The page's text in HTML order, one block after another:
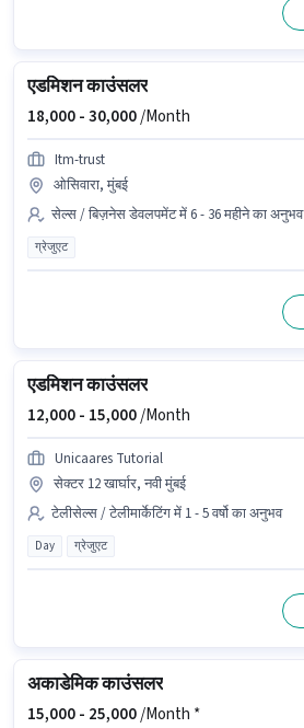
एडमिशन काउंसलर
18,000 -30,000/Month
Itm-trust
ओसिवारा, मुंबई
सेल्स / बिज़नेस डेवलपमेंट में 6 - 36 महीने का अनुभव
ग्रेजुएट
एडमिशन काउंसलर
12,000 - 15,000/Month
Unicaares Tutorial
सेक्टर 12 खार्घार, नवी मुंबई
टेलीसेल्स / टेलीमार्केटिंग में 1 - 5 वर्षो का अनुभव
Day ग्रेजुएट
अकाडेमिक काउंसलर
15,000 - 25,000/Month *